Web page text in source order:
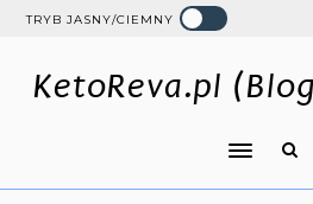
TRYB JASNY/CIEMNY
KetoReva.pl